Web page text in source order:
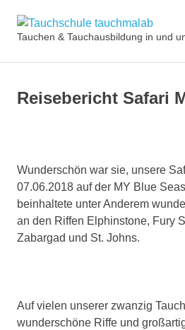
Inhalt
springen
Tauchen & Tauchausbildung in und
Reisebericht Safari
Wunderschön war sie, unsere
07.06.2018 auf der MY Blue
beinhaltete unter Anderem
an den Riffen Elphinstone, Fury
Zabargad und St. Johns.
Auf vielen unserer zwanzig
wunderschöne Riffe und